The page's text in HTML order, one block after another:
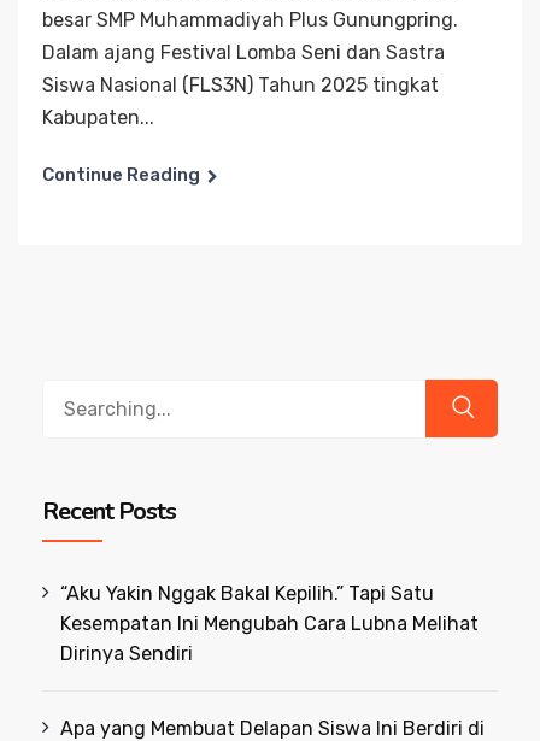
besar SMP Muhammadiyah Plus Gunungpring.
Dalam ajang Festival Lomba Seni dan Sastra
Siswa Nasional (FLS3N) Tahun 2025 tingkat
Kabupaten...
Continue Reading
Recent Posts
“Aku Yakin Nggak Bakal Kepilih.” Tapi Satu
Kesempatan Ini Mengubah Cara Lubna Melihat
Dirinya Sendiri
Apa yang Membuat Delapan Siswa Ini Berdiri di